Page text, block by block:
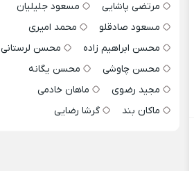
مرتضی پاشایی
مسعود جلیلیان
مسعود صادقلو
محمد امیری
محسن ابراهیم زاده
محسن لرستانی
محسن چاوشی
محسن یگانه
مجید رضوی
ماهان خادمی
ماکان بند
گرشا رضایی